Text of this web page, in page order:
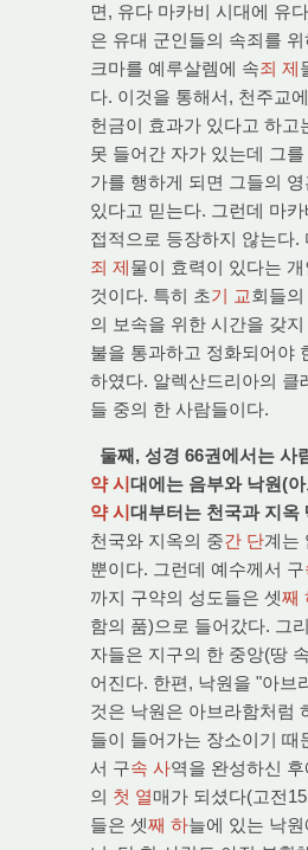
면, 유다 마카비 시대에 유
은 유대 군인들의 속죄를
크마를 예루살렘에 속죄 제
다. 이것을 통해서, 천주교
헌금이 효과가 있다고 하고
못 들어간 자가 있는데 그
가를 행하게 되면 그들의
있다고 믿는다. 그런데 마
접적으로 등장하지 않는다.
죄 제물이 효력이 있다는
것이다. 특히 초기 교회들
의 보속을 위한 시간을 갖
불을 통과하고 정화되어야
하였다. 알렉산드리아의 클
들 중의 한 사람들이다.
둘째, 성경 66권에서는 사
약 시대에는 음부와 낙원(
약 시대부터는 천국과 지옥
천국와 지옥의 중간 단계는
뿐이다. 그런데 예수께서 구
까지 구약의 성도들은 셋째
함의 품)으로 들어갔다. 그
자들은 지구의 한 중앙(땅
어진다. 한편, 낙원을 "아브
것은 낙원은 아브라함처럼
들이 들어가는 장소이기 때
서 구속 사역을 완성하신
의 첫 열매가 되셨다(고전
들은 셋째 하늘에 있는 낙